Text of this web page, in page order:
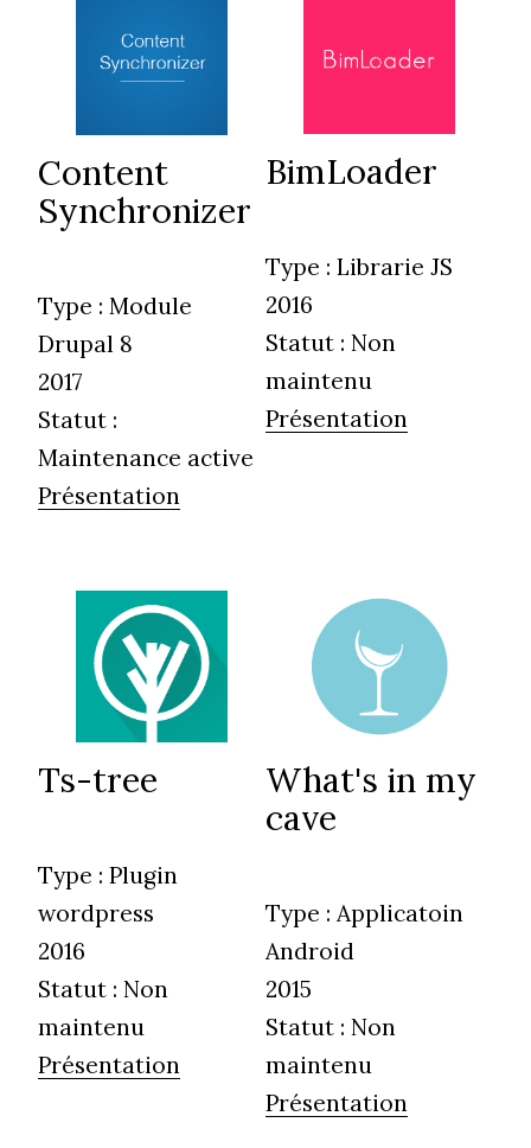
Content
Synchronizer
Type : Module
Drupal 8
2017
Statut :
Maintenance active
Présentation
BimLoader
Type : Librarie JS
2016
Statut : Non
maintenu
Présentation
Ts-tree
Type : Plugin
wordpress
2016
Statut : Non
maintenu
Présentation
What's in my
cave
Type : Applicatoin
Android
2015
Statut : Non
maintenu
Présentation